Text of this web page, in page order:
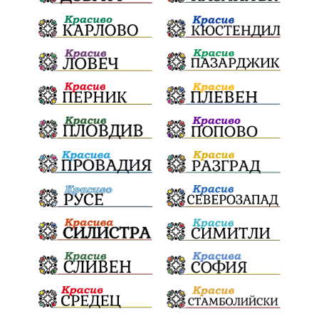
ОбществениСредства КИТИ БюджетШумен
ШуменскаКрепост Наследство КАТ Глоби
ПраватаНаШофьора ЧеститПразник НСО
ОХРАНА БОРИСОВ§ПЕЕВСКИ Рокади
ОбластенУправител МВР
НационаленПротест Мотористи
ГражданскаОтговорност НАП Прозрачност
КметНаКърджали ШуменФест2026